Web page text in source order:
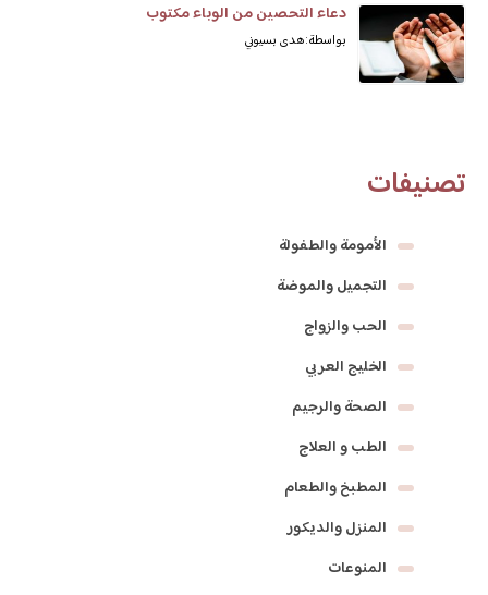
دعاء التحصين من الوباء مكتوب
بواسطة: هدى بسيوني
تصنيفات
الأمومة والطفولة
التجميل والموضة
الحب والزواج
الخليج العربي
الصحة والرجيم
الطب و العلاج
المطبخ والطعام
المنزل والديكور
المنوعات